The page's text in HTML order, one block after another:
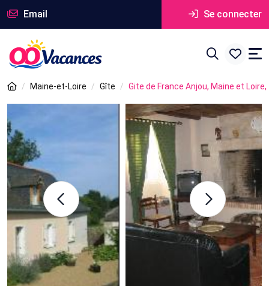
Email Se connecter
Maine-et-Loire Gîte Gite de France Anjou, Maine et